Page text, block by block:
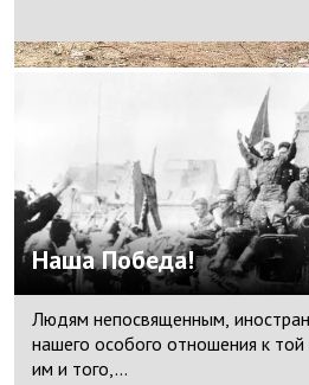
Наша Победа!
Людям непосвященным,
нашего особого отношения к той
им и того,...